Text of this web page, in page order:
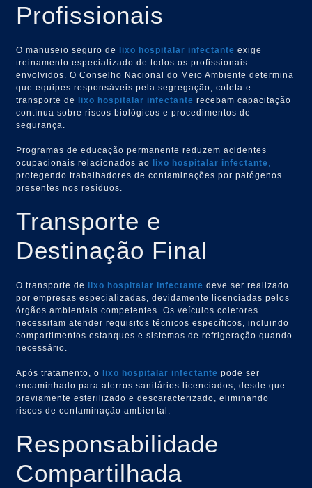
Profissionais
O manuseio seguro de lixo hospitalar infectante exige
treinamento especializado de todos os profissionais
envolvidos. O Conselho Nacional do Meio Ambiente determina
que equipes responsáveis pela segregação, coleta e
transporte de lixo hospitalar infectante recebam capacitação
contínua sobre riscos biológicos e procedimentos de
segurança.
Programas de educação permanente reduzem acidentes
ocupacionais relacionados ao lixo hospitalar infectante
protegendo trabalhadores de contaminações por patógenos
presentes nos resíduos.
Transporte e
Destinação Final
O transporte de lixo hospitalar infectante deve ser realizado
por empresas especializadas, devidamente licenciadas pelos
órgãos ambientais competentes. Os veículos coletores
necessitam atender requisitos técnicos específicos, incluindo
compartimentos estanques e sistemas de refrigeração quando
necessário.
Após tratamento, o lixo hospitalar infectante pode ser
encaminhado para aterros sanitários licenciados, desde que
previamente esterilizado e descaracterizado, eliminando
riscos de contaminação ambiental.
Responsabilidade
Compartilhada